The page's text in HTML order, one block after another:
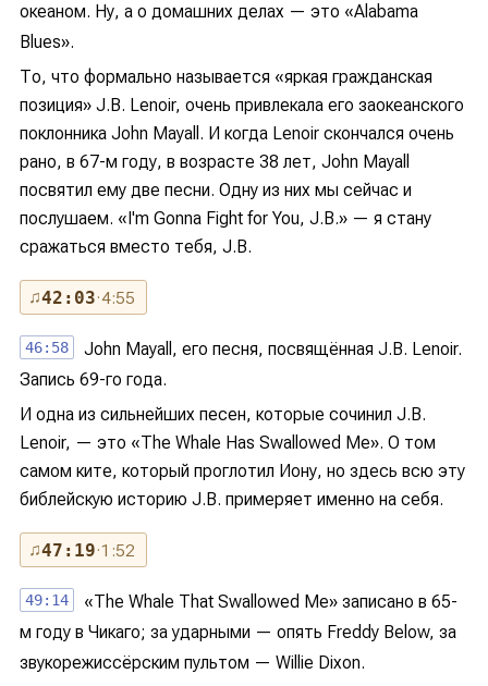
океаном. Ну, а о домашних делах — это «Alabama
Blues».
То, что формально называется «яркая гражданская
позиция» J.B. Lenoir, очень привлекала его заокеанского
поклонника John Mayall. И когда Lenoir скончался очень
рано, в 67-м году, в возрасте 38 лет, John Mayall
посвятил ему две песни. Одну из них мы сейчас и
послушаем. «I'm Gonna Fight for You, J.B.» — я стану
сражаться вместо тебя, J.B.
♫42:03· 4:55
46:58
John Mayall, его песня, посвящённая J.B. Lenoir.
Запись 69-го года.
И одна из сильнейших песен, которые сочинил J.B.
Lenoir, — это «The Whale Has Swallowed Me». О том
самом ките, который проглотил Иону, но здесь всю эту
библейскую историю J.B. примеряет именно на себя.
♫47:19· 1:52
49:14
«The Whale That Swallowed Me» записано в 65-
м году в Чикаго; за ударными — опять Freddy Below, за
звукорежиссёрским пультом — Willie Dixon.